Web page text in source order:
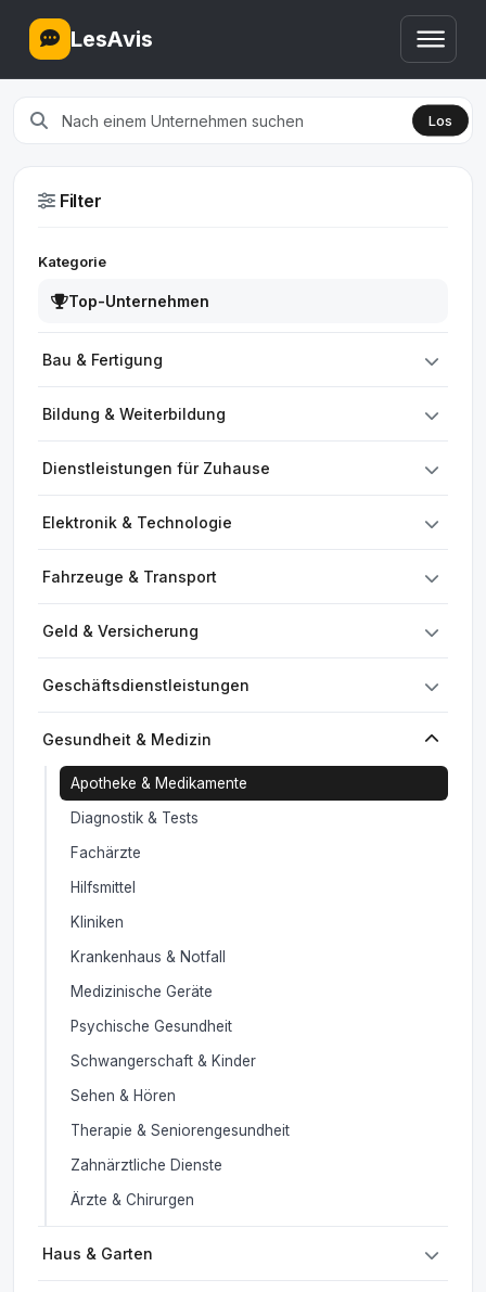
LesAvis
Los
Filter
Kategorie
Top-Unternehmen
Bau & Fertigung
Bildung & Weiterbildung
Dienstleistungen für Zuhause
Elektronik & Technologie
Fahrzeuge & Transport
Geld & Versicherung
Geschäftsdienstleistungen
Gesundheit & Medizin
Apotheke & Medikamente
Diagnostik & Tests
Fachärzte
Hilfsmittel
Kliniken
Krankenhaus & Notfall
Medizinische Geräte
Psychische Gesundheit
Schwangerschaft & Kinder
Sehen & Hören
Therapie & Seniorengesundheit
Zahnärztliche Dienste
Ärzte & Chirurgen
Haus & Garten